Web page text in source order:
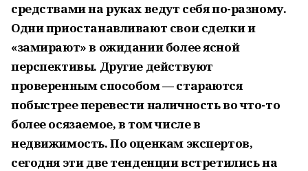
средствами на руках ведут себя по-разному.
Одни приостанавливают свои сделки и
«замирают» в ожидании более ясной
перспективы. Другие действуют
проверенным способом — стараются
побыстрее перевести наличность во что-то
более осязаемое, в том числе в
недвижимость. По оценкам экспертов,
сегодня эти две тенденции встретились на